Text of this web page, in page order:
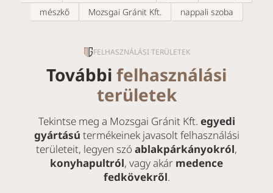
mészkő
Mozsgai Gránit Kft. nappali szoba
FELHASZNÁLÁSI TERÜLETEK
További felhasználási
területek
Tekintse meg a Mozsgai Gránit Kft. egyedi
gyártású termékeinek javasolt felhasználási
területeit, legyen szó ablakpárkányokról,
konyhapultról, vagy akár medence
fedkövekről.